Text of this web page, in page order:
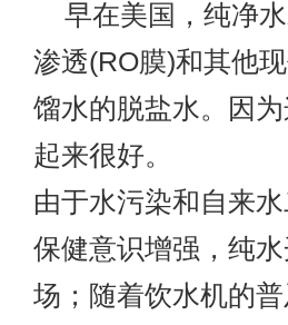
早在美国，纯净水
渗透(RO膜)和其他
馏水的脱盐水。因
起来很好。
由于水污染和自来
保健意识增强，纯
场；随着饮水机的